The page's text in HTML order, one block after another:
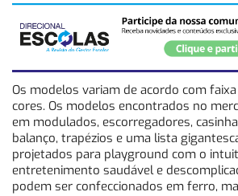
Os modelos variam de acordo com
cores. Os modelos encontrados no
em modulados, escorregadores,
balanço, trapézios e uma lista
projetados para playground com o
entretenimento saudável e
podem ser confeccionados em ferro,